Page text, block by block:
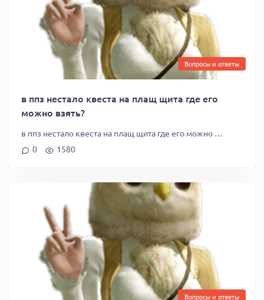
Вопросы и ответы
в ппз нестало квеста на плащ щита где его
можно взять?
в ппз нестало квеста на плащ щита где его можно …
0
1580
Вопросы и ответы